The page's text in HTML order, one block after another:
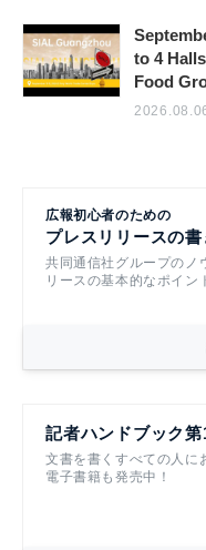
to 4
Food
広報初心者のための
プレスリリースの書
共同通信社グループのノ
リースの基本的なポイン
記者ハンドブック第
文書を書くすべての人に
電子書籍も発売中！